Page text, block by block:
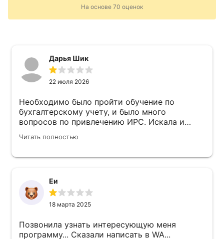
На основе 70 оценок
Дарья Шик
22 июля 2026
Необходимо было пройти обучение по
бухгалтерскому учету, и было много
вопросов по привлечению ИРС. Искала и
Предложили пройти обучение по бух.учету и
вопросов нет, все четко, понятно, очень
слов нет приличных, а другие тут нельзя
писать. Ни на один вопрос не ответили,
законодательные ошибки. Ну может
специалисты и не плохие, но они из Санкт-
Петербурга, и в региональных особенностях
и законодательстве не разбираются от слова
Читать полностью
Еи
18 марта 2025
Позвонила узнать интересующую меня
программу... Сказали написать в WA...